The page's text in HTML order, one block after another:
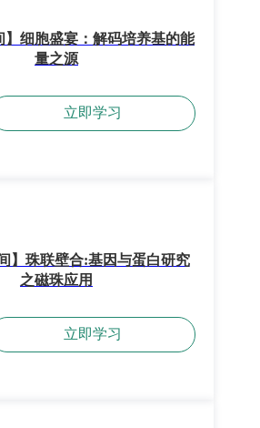
】细胞盛宴：解码培养基的能
量之源
立即学习
】珠联壁合:基因与蛋白研究
之磁珠应用
立即学习